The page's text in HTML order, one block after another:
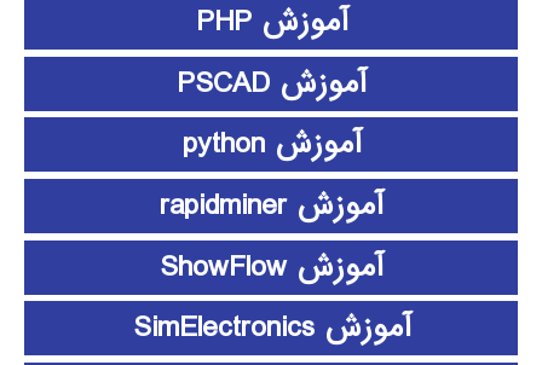
آموزش PHP
آموزش PSCAD
آموزش python
آموزش rapidminer
آموزش ShowFlow
آموزش SimElectronics